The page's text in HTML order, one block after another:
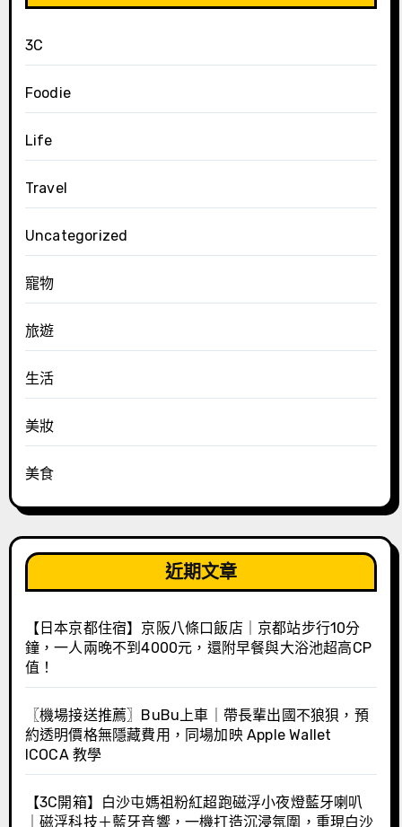
3C
Foodie
Life
Travel
Uncategorized
寵物
旅遊
生活
美妝
美食
近期文章
【日本京都住宿】京阪八條口飯店｜京都站步行10分
鐘，一人兩晚不到4000元，還附早餐與大浴池超高CP
值！
〖機場接送推薦〗BuBu上車｜帶長輩出國不狼狽，預
約透明價格無隱藏費用，同場加映 Apple Wallet
ICOCA 教學
【3C開箱】白沙屯媽祖粉紅超跑磁浮小夜燈藍牙喇叭
｜磁浮科技＋藍牙音響，一機打造沉浸氛圍，重現白沙